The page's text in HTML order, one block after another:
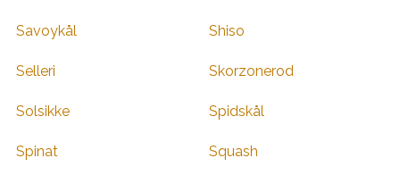
Savoykål Shiso
Selleri Skorzonerod
Solsikke Spidskål
Spinat Squash